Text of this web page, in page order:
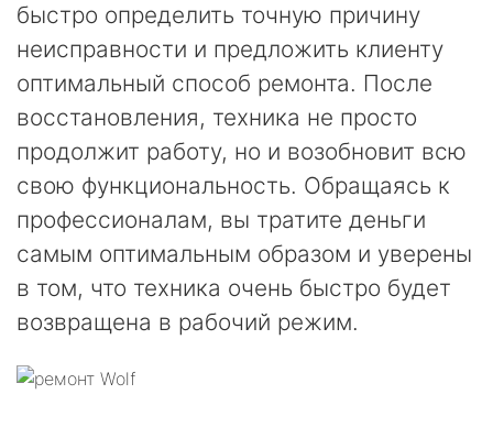
быстро определить точную причину
неисправности и предложить клиенту
оптимальный способ ремонта. После
восстановления, техника не просто
продолжит работу, но и возобновит всю
свою функциональность. Обращаясь к
профессионалам, вы тратите деньги
самым оптимальным образом и уверены
в том, что техника очень быстро будет
возвращена в рабочий режим.